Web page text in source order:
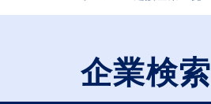
企業検索